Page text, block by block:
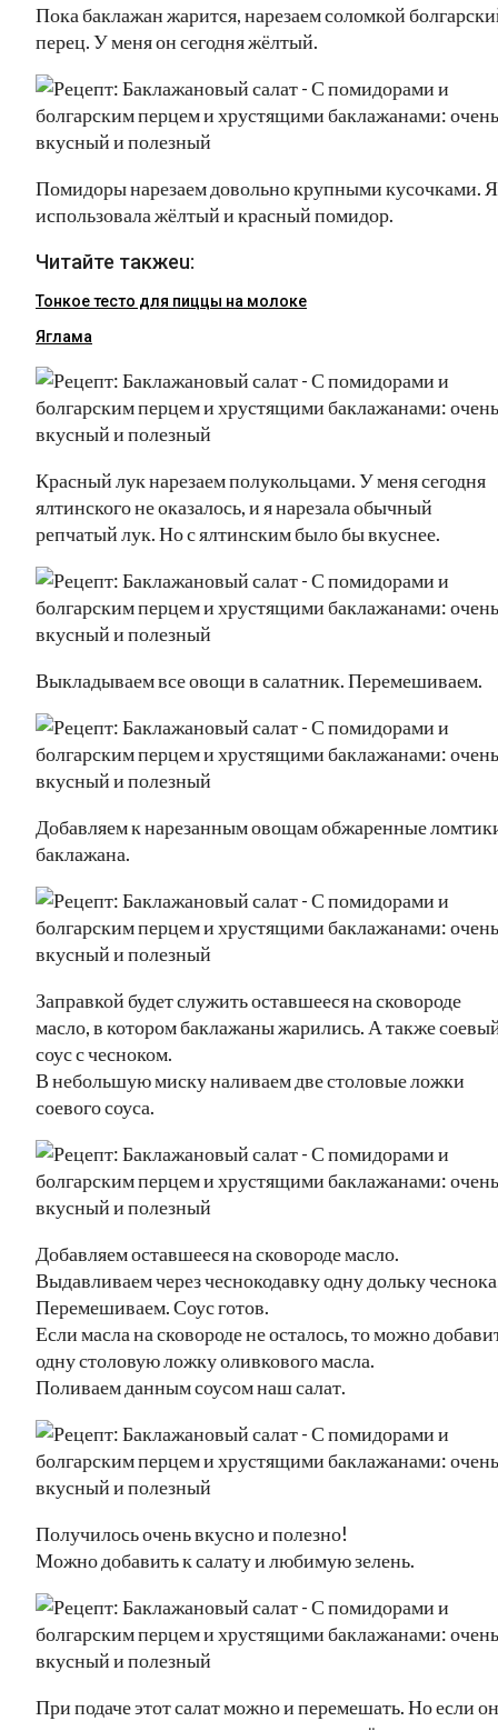
Пока баклажан жарится, нарезаем соломкой
перец. У меня он сегодня жёлтый.
Помидоры нарезаем довольно крупными кусочками. Я
использовала жёлтый и красный помидор.
Читайте такжеu:
Тонкое тесто для пиццы на молоке
Яглама
Красный лук нарезаем полукольцами. У меня сегодня
ялтинского не оказалось, и я нарезала обычный
репчатый лук. Но с ялтинским было бы вкуснее.
Выкладываем все овощи в салатник. Перемешиваем.
Добавляем к нарезанным овощам обжаренные
баклажана.
Заправкой будет служить оставшееся на сковороде
масло, в котором баклажаны жарились. А также
соус с чесноком.
В небольшую миску наливаем две столовые ложки
соевого соуса.
Добавляем оставшееся на сковороде масло.
Выдавливаем через чеснокодавку одну дольку
Перемешиваем. Соус готов.
Если масла на сковороде не осталось, то можно
одну столовую ложку оливкового масла.
Поливаем данным соусом наш салат.
Получилось очень вкусно и полезно!
Можно добавить к салату и любимую зелень.
При подаче этот салат можно и перемешать. Но если